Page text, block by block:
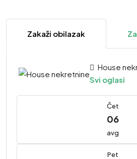
Zakaži obilazak
House
Svi oglasi
Čet
06
avg
Pet